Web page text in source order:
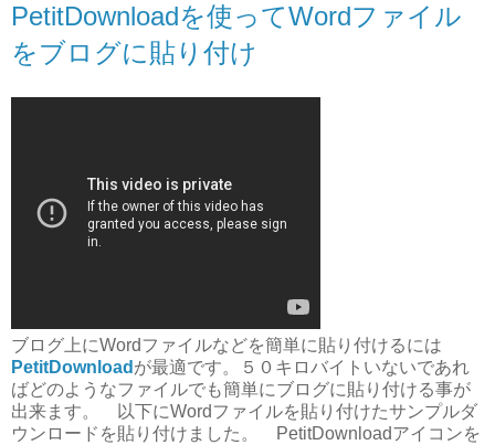
PetitDownloadを使ってWordファイル
をブログに貼り付け
ブログ上にWordファイルなどを簡単に貼り付けるには
PetitDownload が最適です。５０キロバイトいないであれ
ばどのようなファイルでも簡単にブログに貼り付ける事が
出来ます。 以下にWordファイルを貼り付けたサンプルダ
ウンロードを貼り付けました。 PetitDownloadアイコンを